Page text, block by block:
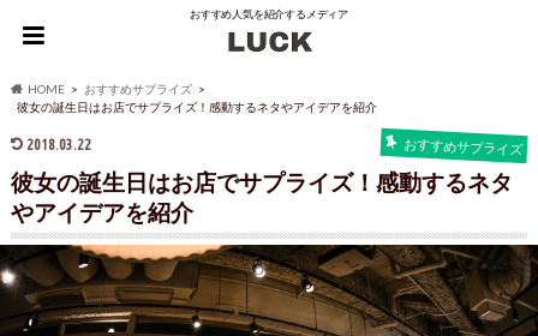
おすすめ人気を紹介するメディア
HOME
おすすめサプライズ
彼女の誕生日はお店でサプライズ！感動するネタやアイデアを紹介
2018.03.22 おすすめサプライズ
彼女の誕生日はお店でサプライズ！感動するネタ
やアイデアを紹介